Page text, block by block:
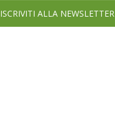
ISCRIVITI ALLA NEWSLETTER